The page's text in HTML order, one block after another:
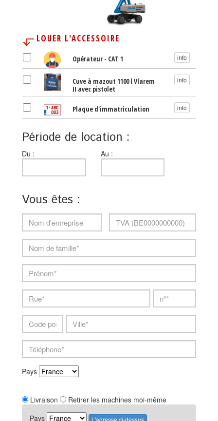
LOUER L'ACCESSOIRE
Opérateur - CAT 1 info
Cuve à mazout 1100 l Vlarem
II avec pistolet
info
Plaque d'immatriculation info
Période de location :
Du : Au :Au
Vous êtes :
machine_id
verkoper
Nom
d'entreprise
TVA
NE
famille
Prénom
Rue
Code
postal
Ville
Pays
Livraison
Retirer les machines moi-même
Pays
L'adresse ci-dessus